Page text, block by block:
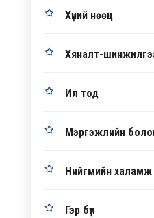
Хүний нөөц
Хяналт-
Ил тод
Мэргэжлийн
Нийгмийн халамж
Гэр бүл